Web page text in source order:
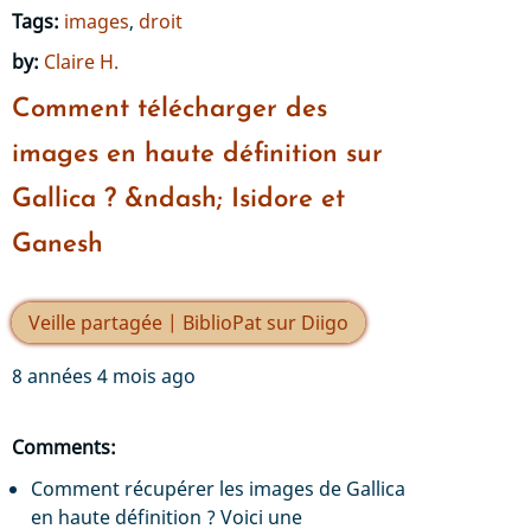
Tags: images, droit
by: Claire H.
Comment télécharger des
images en haute définition sur
Gallica ? &ndash; Isidore et
Ganesh
Veille partagée | BiblioPat sur Diigo
8 années 4 mois ago
Comments:
Comment récupérer les images de Gallica
en haute définition ? Voici une